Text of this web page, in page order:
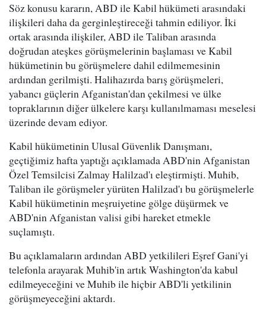
Söz konusu kararın, ABD ile Kabil hükümeti arasındaki
ilişkileri daha da gerginleştireceği tahmin ediliyor. İki
ortak arasında ilişkiler, ABD ile Taliban arasında
doğrudan ateşkes görüşmelerinin başlaması ve Kabil
hükümetinin bu görüşmelere dahil edilmemesinin
ardından gerilmişti. Halihazırda barış görüşmeleri,
yabancı güçlerin Afganistan'dan çekilmesi ve ülke
topraklarının diğer ülkelere karşı kullanılmaması meselesi
üzerinde devam ediyor.
Kabil hükümetinin Ulusal Güvenlik Danışmanı,
geçtiğimiz hafta yaptığı açıklamada ABD'nin Afganistan
Özel Temsilcisi Zalmay Halilzad'ı eleştirmişti. Muhib,
Taliban ile görüşmeler yürüten Halilzad'ı bu görüşmelerle
Kabil hükümetinin meşruiyetine gölge düşürmek ve
ABD'nin Afganistan valisi gibi hareket etmekle
suçlamıştı.
Bu açıklamaların ardından ABD yetkilileri Eşref Gani'yi
telefonla arayarak Muhib'in artık Washington'da kabul
edilmeyeceğini ve Muhib ile hiçbir ABD'li yetkilinin
görüşmeyeceğini aktardı.